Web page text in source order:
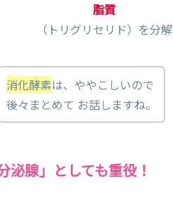
脂質
（トリグリセリド）を分解
消化酵素は、ややこしいので
後々まとめて お話しますね。
泌腺」としても重役！